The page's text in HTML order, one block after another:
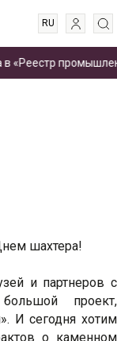
RU
ES
шахтера!
и партнеров с
проект,
И сегодня хотим
о каменном